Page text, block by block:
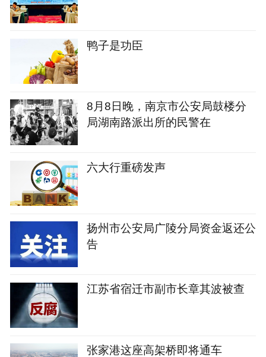
鸭子是功臣
8月8日晚，南京市公安局鼓楼分
局湖南路派出所的民警在
六大行重磅发声
扬州市公安局广陵分局资金返还公
告
江苏省宿迁市副市长章其波被查
张家港这座高架桥即将通车